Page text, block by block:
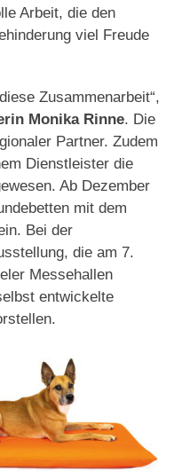
Arbeit, die den
viel Freude
Zusammenarbeit“,
Monika Rinne. Die
Partner. Zudem
Dienstleister die
Ab Dezember
mit dem
Bei der
die am 7.
Messehallen
entwickelte